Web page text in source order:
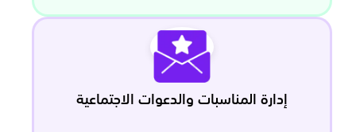
إدارة المناسبات والدعوات الاجتماعية